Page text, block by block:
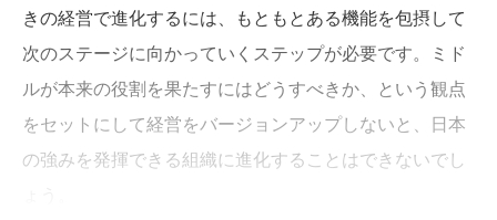
きの経営で進化するには、もともとある機能を包摂して
次のステージに向かっていくステップが必要です。ミド
ルが本来の役割を果たすにはどうすべきか、という観点
をセットにして経営をバージョンアップしないと、日本
の強みを発揮できる組織に進化することはできないでし